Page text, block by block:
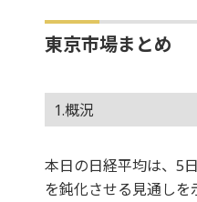
東京市場まとめ
1.概況
本日の日経平均は、5
を鈍化させる見通し